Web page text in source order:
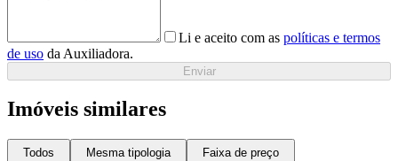
Li e aceito com as políticas e termos
de uso da Auxiliadora.
Enviar
Imóveis similares
Todos Mesma tipologia Faixa de preço